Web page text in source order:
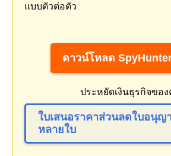
แบบตัวต่อตัว
ดาวน์โหลด
ประหยัดเงินธุรกิจขอ
ใบเสนอราคาส่วนลดใบอนุญ
หลายใบ